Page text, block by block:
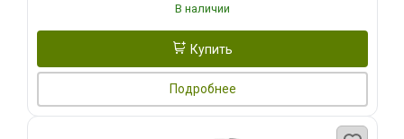
В наличии
Купить
Подробнее